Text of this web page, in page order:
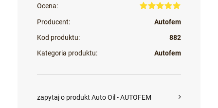
Ocena:
Producent:
Autofem
Kod produktu:
882
Kategoria produktu:
Autofem
zapytaj o produkt Auto Oil - AUTOFEM